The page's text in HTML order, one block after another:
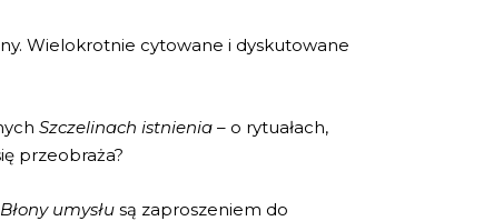
Wielokrotnie cytowane i dyskutowane
Szczelinach istnienia – o rytuałach,
przeobraża?
Błony umysłu są zaproszeniem do